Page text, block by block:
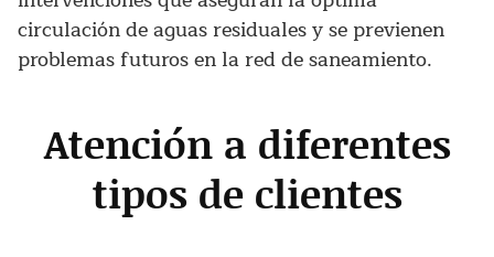
circulación de aguas residuales y se previenen
problemas futuros en la red de saneamiento.
Atención a diferentes
tipos de clientes